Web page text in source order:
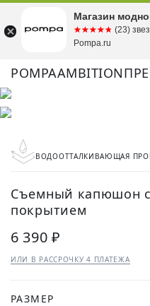
POMPAAMBITION
ВОДООТТАЛКИВАЮЩАЯ
Съемный капюшон
покрытием
6 390 ₽
ИЛИ В РАССРОЧКУ 4 ПЛАТЕЖА
РАЗМЕР
Магазин
☆☆☆☆☆
★★★★★ (23)
Pompa.ru